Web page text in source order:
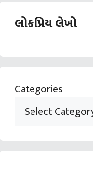
લોકપ્રિય લેખો
Categories